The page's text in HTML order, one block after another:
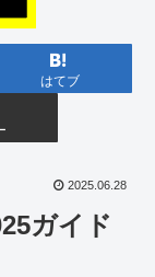
はてブ
2025.06.28
ガイド